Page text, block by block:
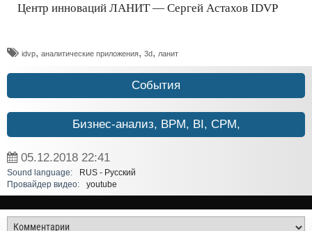
Центр инноваций ЛАНИТ — Сергей Астахов IDVP
idvp, аналитические приложения, 3d, ланит
События
Бизнес-анализ, BPM, BI, CPM,
05.12.2018 22:41
Sound language:
RUS - Русский
Провайдер видео:
youtube